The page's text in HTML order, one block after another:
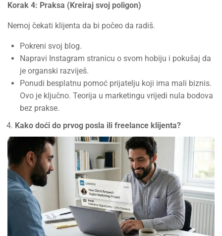
Korak 4: Praksa (Kreiraj svoj poligon)
Nemoj čekati klijenta da bi počeo da radiš.
Pokreni svoj blog.
Napravi Instagram stranicu o svom hobiju i pokušaj da
je organski razviješ.
Ponudi besplatnu pomoć prijatelju koji ima mali biznis.
Ovo je ključno. Teorija u marketingu vrijedi nula bodova
bez prakse.
Kako doći do prvog posla ili freelance klijenta?